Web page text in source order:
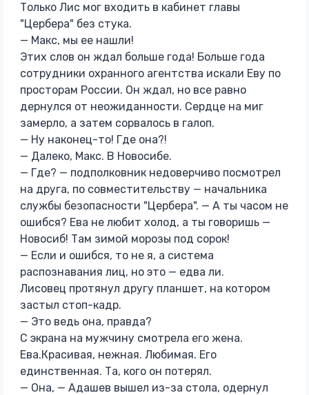
Только Лис мог входить в кабинет главы
"Цербера" без стука.
— Макс, мы ее нашли!
Этих слов он ждал больше года! Больше года
сотрудники охранного агентства искали Еву по
просторам России. Он ждал, но все равно
дернулся от неожиданности. Сердце на миг
замерло, а затем сорвалось в галоп.
— Ну наконец-то! Где она?!
— Далеко, Макс. В Новосибе.
— Где? — подполковник недоверчиво посмотрел
на друга, по совместительству — начальника
службы безопасности "Цербера". — А ты часом не
ошибся? Ева не любит холод, а ты говоришь —
Новосиб! Там зимой морозы под сорок!
— Если и ошибся, то не я, а система
распознавания лиц, но это — едва ли.
Лисовец протянул другу планшет, на котором
застыл стоп-кадр.
— Это ведь она, правда?
С экрана на мужчину смотрела его жена.
Ева.Красивая, нежная. Любимая. Его
единственная. Та, кого он потерял.
— Она, — Адашев вышел из-за стола, одернул